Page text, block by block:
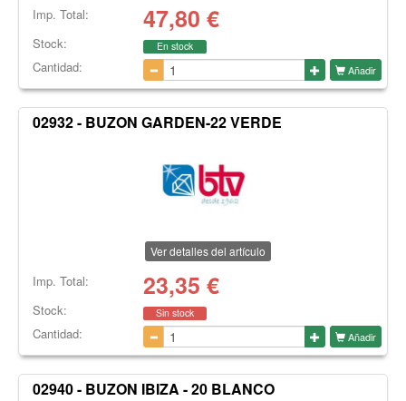
Imp. Total: 47,80 €
Stock: En stock
Cantidad: Añadir
02932 - BUZON GARDEN-22 VERDE
Ver detalles del artículo
Imp. Total: 23,35 €
Stock: Sin stock
Cantidad: Añadir
02940 - BUZON IBIZA - 20 BLANCO